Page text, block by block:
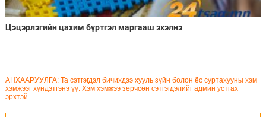
Цэцэрлэгийн цахим бүртгэл маргааш эхэлнэ
АНХААРУУЛГА: Та сэтгэгдэл бичихдээ хууль зүйн болон ёс суртахууны хэм
хэмжээг хүндэтгэнэ үү. Хэм хэмжээ зөрчсөн сэтгэгдэлийг админ устгах
эрхтэй.